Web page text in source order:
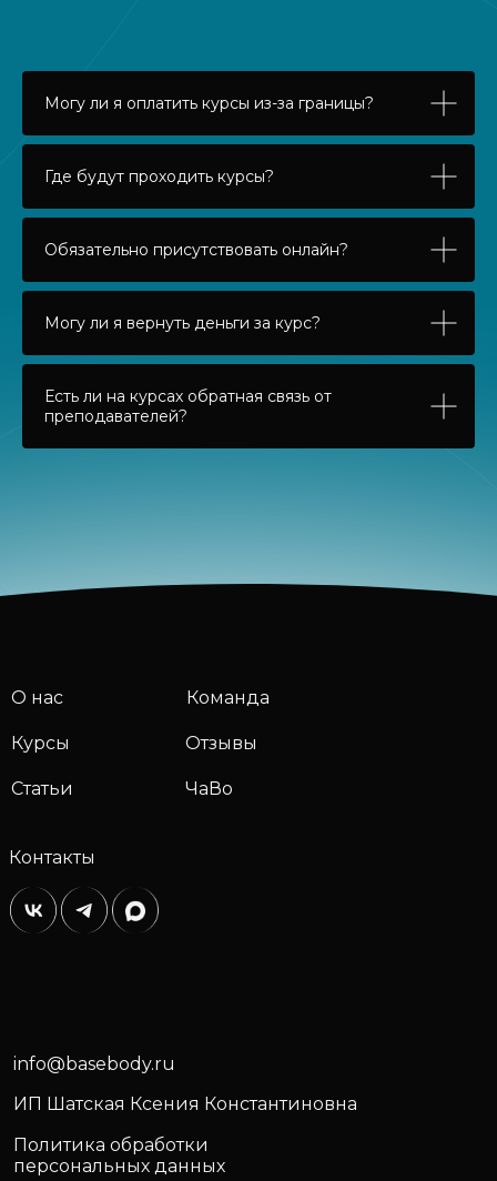
Могу ли я оплатить курсы из-за границы?
Где будут проходить курсы?
Обязательно присутствовать онлайн?
Могу ли я вернуть деньги за курс?
Есть ли на курсах обратная связь от
преподавателей?
О нас
Курсы
Статьи
Команда
Отзывы
ЧаВо
Контакты
ИП Шатская Ксения Константиновна
Политика обработки
персональных данных
info@basebody.ru